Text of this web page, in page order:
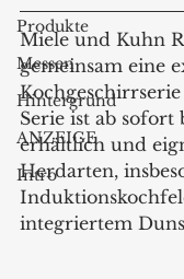
Produkte
Messen
Hintergrund
ANZEIGE
Intro
Miele und Kuhn
gemeinsam eine
Serie ist ab sofort
erhältlich und
Herdarten,
integriertem